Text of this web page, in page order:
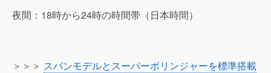
夜間：18時から24時の時間帯（日本時間）
＞＞＞ スパンモデルとスーパーボリンジャーを標準搭載